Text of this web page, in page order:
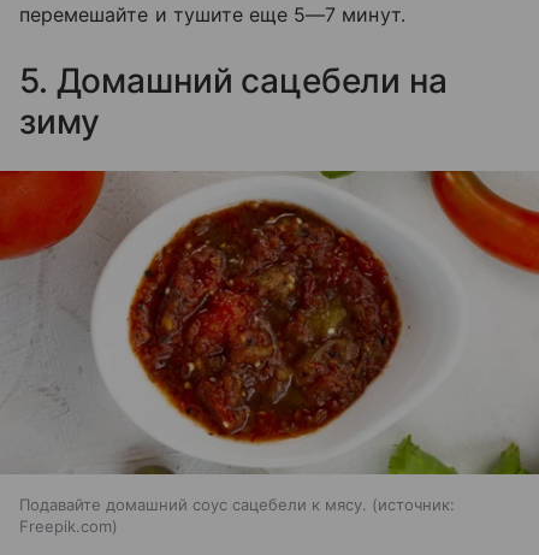
перемешайте и тушите еще 5—7 минут.
5. Домашний сацебели на
зиму
Подавайте домашний соус сацебели к мясу.
источник:
Freepik.com